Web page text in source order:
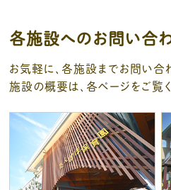
各施設へのお問い合
お気軽に、各施設までお問い合
施設の概要は、各ページをご覧く